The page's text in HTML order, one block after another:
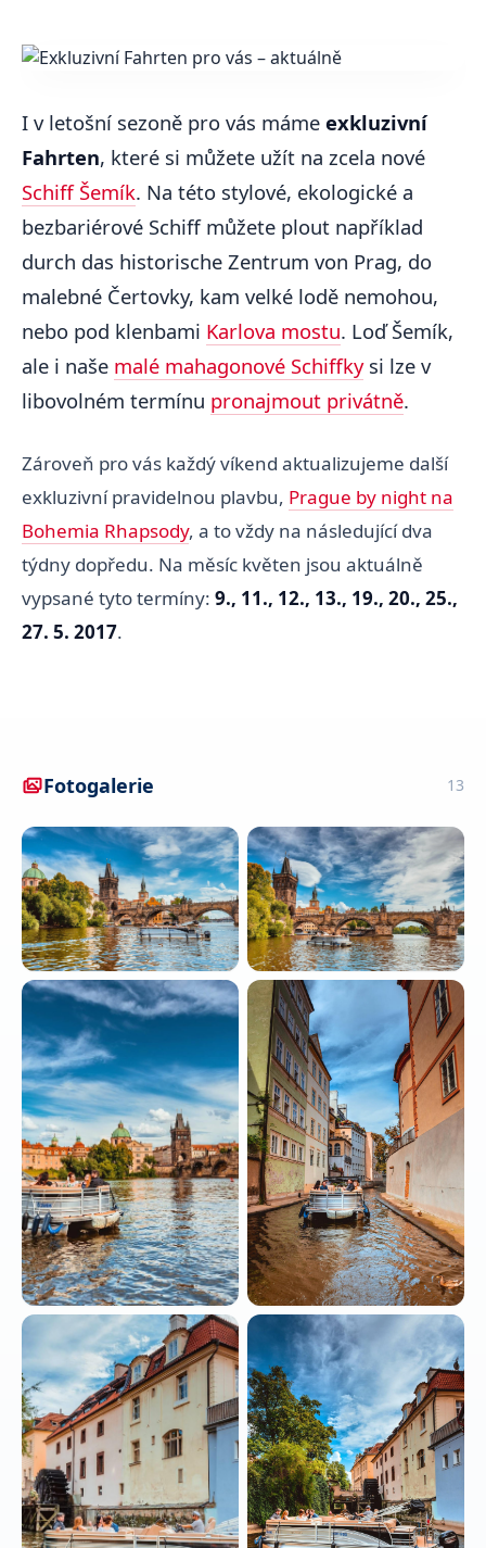
I v letošní sezoně pro vás máme exkluzivní
Fahrten, které si můžete užít na zcela nové
Schiff Šemík. Na této stylové, ekologické a
bezbariérové Schiff můžete plout například
durch das historische Zentrum von Prag, do
malebné Čertovky, kam velké lodě nemohou,
nebo pod klenbami Karlova mostu. Loď Šemík,
ale i naše malé mahagonové Schiffkysi lze v
libovolném termínu pronajmout privátně.
Zároveň pro vás každý víkend aktualizujeme další
exkluzivní pravidelnou plavbu, Prague by night na
Bohemia Rhapsody, a to vždy na následující dva
týdny dopředu. Na měsíc květen jsou aktuálně
vypsané tyto termíny: 9., 11., 12., 13., 19., 20., 25.,
27. 5. 2017.
Fotogalerie 13